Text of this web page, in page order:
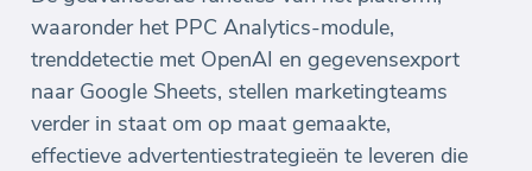
waaronder het PPC Analytics-module,
trenddetectie met OpenAI en gegevensexport
naar Google Sheets, stellen marketingteams
verder in staat om op maat gemaakte,
effectieve advertentiestrategieën te leveren die